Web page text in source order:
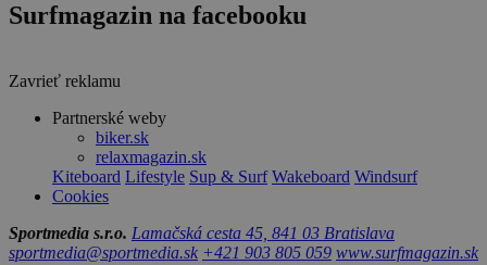
Surfmagazin na facebooku
Zavrieť reklamu
Partnerské weby
biker.sk
relaxmagazin.sk
Kiteboard Lifestyle Sup & Surf Wakeboard Windsurf
Cookies
Sportmedia s.r.o. Lamačská cesta 45, 841 03 Bratislava
sportmedia@sportmedia.sk +421 903 805 059 www.surfmagazin.sk